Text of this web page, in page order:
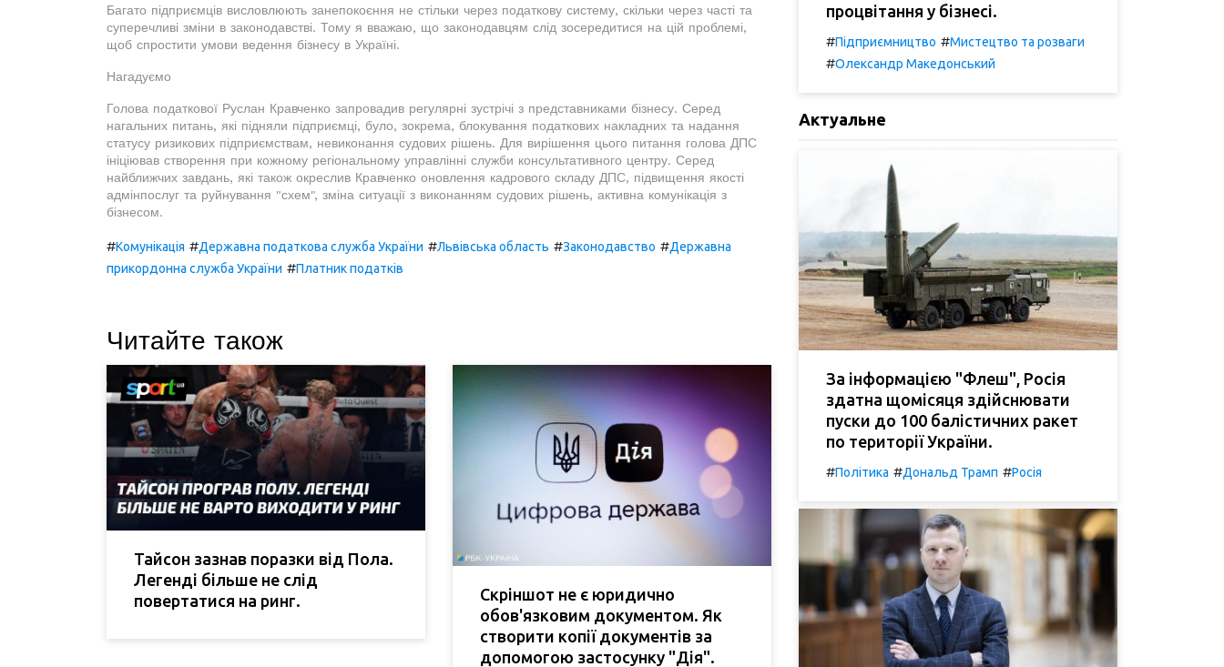
Багато підприємців висловлюють занепокоєння не стільки через податкову систему, скільки через часті та
суперечливі зміни в законодавстві. Тому я вважаю, що законодавцям слід зосередитися на цій проблемі,
щоб спростити умови ведення бізнесу в Україні.
Нагадуємо
Голова податкової Руслан Кравченко запровадив регулярні зустрічі з представниками бізнесу. Серед
нагальних питань, які підняли підприємці, було, зокрема, блокування податкових накладних та надання
статусу ризикових підприємствам, невиконання судових рішень. Для вирішення цього питання голова ДПС
ініціював створення при кожному регіональному управлінні служби консультативного центру. Серед
найближчих завдань, які також окреслив Кравченко оновлення кадрового складу ДПС, підвищення якості
адмінпослуг та руйнування "схем", зміна ситуації з виконанням судових рішень, активна комунікація з
бізнесом.
#Комунікація #Державна податкова служба України #Львівська область #Законодавство #Державна
прикордонна служба України #Платник податків
Читайте також
Тайсон зазнав поразки від Пола.
Легенді більше не слід
повертатися на ринг.
Скріншот не є юридично
обов'язковим документом. Як
створити копії документів за
допомогою застосунку "Дія".
процвітання у бізнесі.
#Підприємництво #Мистецтво та розваги
#Олександр Македонський
Актуальне
За інформацією "Флеш", Росія
здатна щомісяця здійснювати
пуски до 100 балістичних ракет
по території України.
#Політика #Дональд Трамп #Росія